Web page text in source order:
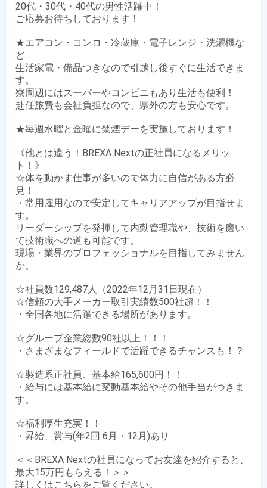
20代・30代・40代の男性活躍中！
ご応募お待ちしております！
★エアコン・コンロ・冷蔵庫・電子レンジ・洗濯機な
ど
生活家電・備品つきなので引越し後すぐに生活できま
す。
寮周辺にはスーパーやコンビニもあり生活も便利！
赴任旅費も会社負担なので、県外の方も安心です。
★毎週水曜と金曜に禁煙デーを実施しております！
《他とは違う！BREXA Nextの正社員になるメリッ
ト！》
☆体を動かす仕事が多いので体力に自信がある方必
見！
・常用雇用なので安定してキャリアアップが目指せま
す。
リーダーシップを発揮して内勤管理職や、技術を磨い
て技術職への道も可能です。
現場・業界のプロフェッショナルを目指してみません
か。
☆社員数129,487人（2022年12月31日現在）
☆信頼の大手メーカー取引実績数500社超！！
・全国各地に活躍できる場所があります。
☆グループ企業総数90社以上！！！
・さまざまなフィールドで活躍できるチャンスも！？
☆製造系正社員、基本給165,600円！！
・給与には基本給に変動基本給やその他手当がつきま
す。
☆福利厚生充実！！
・昇給、賞与(年2回 6月・12月)あり
＜＜BREXA Nextの社員になってお友達を紹介すると、
最大15万円もらえる！＞＞